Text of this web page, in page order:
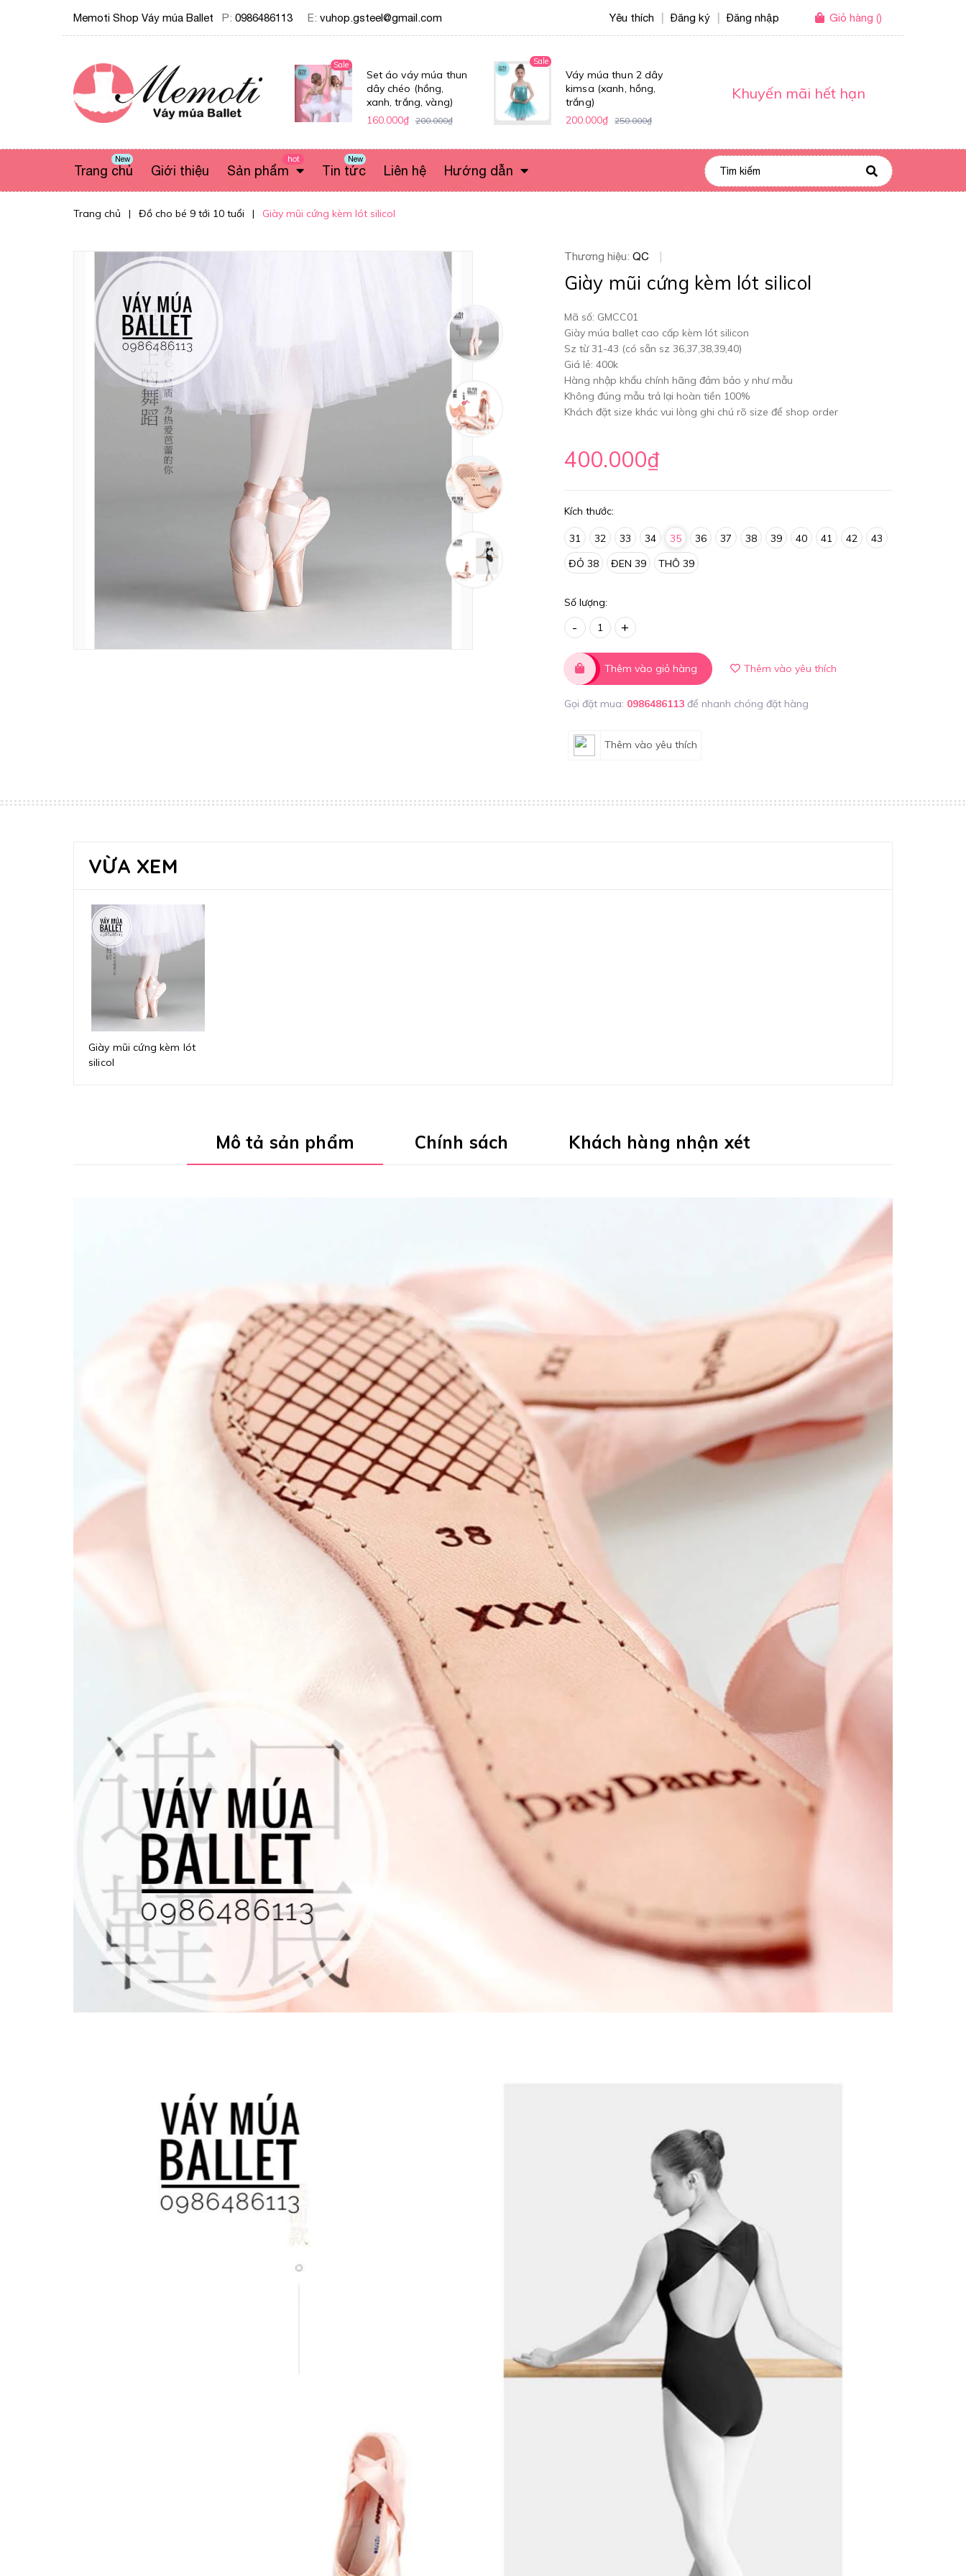
Memoti Shop Váy múa Ballet P: 0986486113 E: vuhop.gsteel@gmail.com Yêu thích Đăng ký Đăng nhập Giỏ hàng ()
Sale
Set áo váy múa thun
dây chéo (hồng,
xanh, trắng, vàng)
160.000₫ 200.000₫
Sale
Váy múa thun 2 dây
kimsa (xanh, hồng,
trắng)
200.000₫ 250.000₫
Khuyến mãi hết hạn
Trang chủ
New
Giới thiệu Sản phẩm
hot
Tin tức
New
Liên hệ Hướng dẫn
Trang chủ | Đồ cho bé 9 tới 10 tuổi | Giày mũi cứng kèm lót silicol
Thương hiệu: QC
Giày mũi cứng kèm lót silicol
Mã số: GMCC01
Giày múa ballet cao cấp kèm lót silicon
Sz từ 31-43 (có sẵn sz 36,37,38,39,40)
Giá lẻ: 400k
Hàng nhập khẩu chính hãng đảm bảo y như mẫu
Không đúng mẫu trả lại hoàn tiền 100%
Khách đặt size khác vui lòng ghi chú rõ size để shop order
400.000₫
Kích thước:
31 32 33 34 35 36 37 38 39 40 41 42
43
ĐỎ 38
ĐEN 39 THÔ 39
Số lượng:
- +
Thêm vào giỏ hàng Thêm vào yêu thích
Gọi đặt mua: 0986486113 để nhanh chóng đặt hàng
Thêm vào yêu thích
VỪA XEM
Giày mũi cứng kèm lót
silicol
Mô tả sản phẩm Chính sách Khách hàng nhận xét